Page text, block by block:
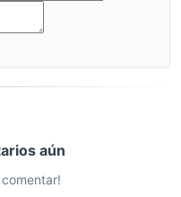
aún
comentar!